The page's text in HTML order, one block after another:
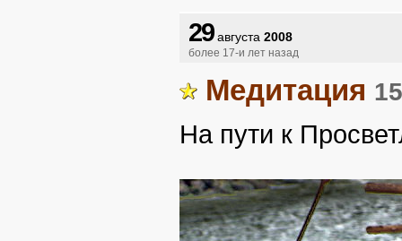
29августа 2008
более 17-и лет назад
Медитация
На пути к